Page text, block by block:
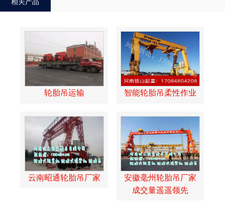
轮胎吊运输 智能轮胎吊柔性作业
云南昭通轮胎吊厂家
安徽毫州轮胎吊厂家
成交量遥遥领先